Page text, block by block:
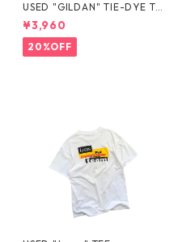
USED "GILDAN" TIE-DYE TE
E
¥3,960
20%OFF